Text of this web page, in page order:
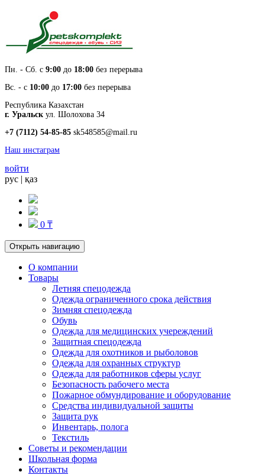
Пн. - Cб. с 9:00 до 18:00 без перерыва
Вс. - с 10:00 до 17:00 без перерыва
Республика Казахстан
г. Уральск ул. Шолохова 34
+7 (7112) 54-85-85 sk548585@mail.ru
Наш инстаграм
войти
рус | қаз
0 ₸
Открыть навигацию
О компании
Товары
Летняя спецодежда
Одежда ограниченного срока действия
Зимняя спецодежда
Обувь
Одежда для медицинских учереждений
Защитная спецодежда
Одежда для охотников и рыболовов
Одежда для охранных структур
Одежда для работников сферы услуг
Безопасность рабочего места
Пожарное обмундирование и оборудование
Средства индивидуальной защиты
Защита рук
Инвентарь, полога
Текстиль
Советы и рекомендации
Школьная форма
Контакты